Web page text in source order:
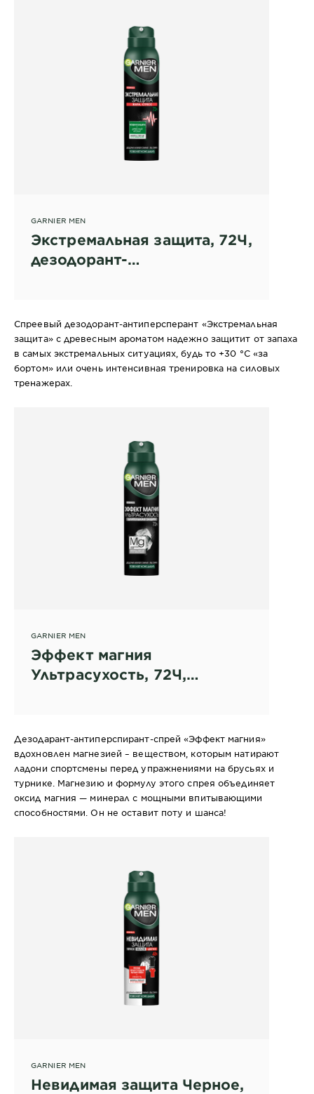
GARNIER MEN
Экстремальная защита, 72Ч,
дезодорант-
Спреевый дезодорант-антиперсперант «Экстремальная
защита» с древесным ароматом надежно защитит от запаха
в самых экстремальных ситуациях, будь то +30 °С «за
бортом» или очень интенсивная тренировка на силовых
тренажерах.
GARNIER MEN
Эффект магния
Ультрасухость, 72Ч,
Дезодарант-антиперспирант-спрей «Эффект магния»
вдохновлен магнезией – веществом, которым натирают
ладони спортсмены перед упражнениями на брусьях и
турнике. Магнезию и формулу этого спрея объединяет
оксид магния — минерал с мощными впитывающими
способностями. Он не оставит поту и шанса!
GARNIER MEN
Невидимая защита Черное,